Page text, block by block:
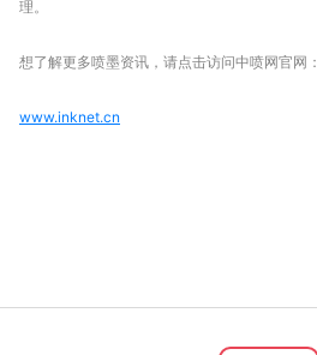
理。
想了解更多喷墨资讯，请点击访问中喷网官网：
www.inknet.cn